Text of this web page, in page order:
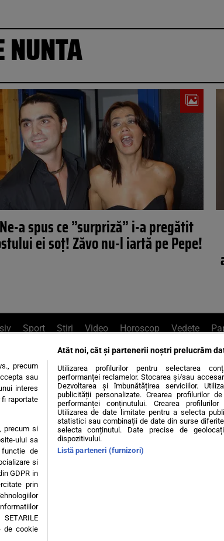
NUNTA
Ne-a spus ce ”surpriză” i-a pregătit
ei soţ! Zăvo nu-l iartă pe Pepe!
Sport Știri Video Horoscop Vedete
, sună la 0741226226 sau
Știri interne Știri externe Politică
Insula Iubirii Dictionar de vise LIFE STYLE
Politica de confidențialitate
precum
sau
interes
raportate
precum si
ului sa
functie de
si
GDPR in
prin
de cookie
Atât noi, cât și partenerii noștri prelucrăm
Utilizarea profilurilor pentru selectarea
performanței reclamelor. Stocarea și/sau
Dezvoltarea și îmbunătățirea serviciilor.
publicității personalizate. Crearea profilurilor
performanței conținutului. Crearea
Utilizarea de date limitate pentru a selecta
statistici sau combinații de date din surse
selecta conținutul. Date precise de
dispozitivului.
Listă parteneri (furnizori)